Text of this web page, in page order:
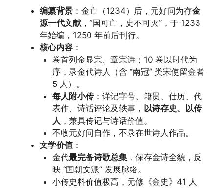
编纂背景 ：金亡（1234）后，元好问为存金
源一代文献 ，“国可亡，史不可灭”，于 1233
年始编，1250 年前后刊行。
核心内容 ：
卷首列金显宗、章宗诗；10 卷以时代为
序，录金代诗人（含 “南冠” 类宋使留金者
5 人）。
每人附小传：详记字号、籍贯、仕历、代
表作、诗话评论及轶事， 以诗存史、以传
人 ，兼具传记与诗话价值。
不收元好问自作，不录在世诗人作品。
文学价值 ：
金代最完备诗歌总集，保存金诗全貌，反
映 “国朝文派” 发展脉络。
小传史料价值极高，元修《金史》41 人